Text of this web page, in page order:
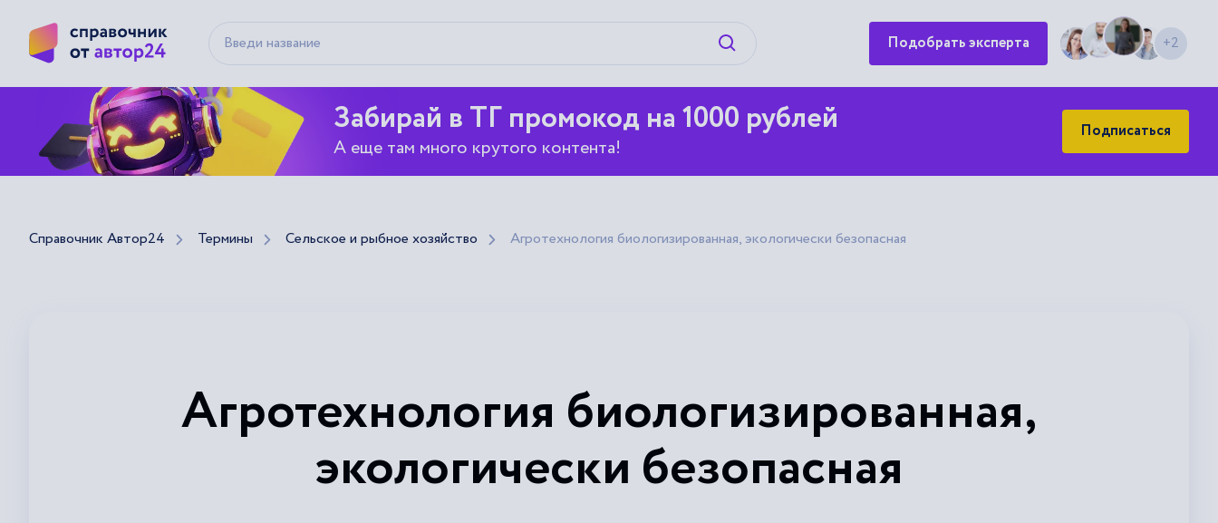
Искать Подобрать эксперта +2
Забирай в ТГ промокод на 1000 рублей
А еще там много крутого контента!
Подписаться
Справочник Автор24 Термины Сельское и рыбное хозяйство Агротехнология биологизированная, экологически безопасная
Агротехнология биологизированная,
экологически безопасная